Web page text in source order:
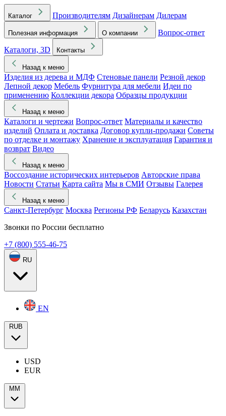
Каталог Производителям Дизайнерам Дилерам
Полезная информация О компании
Вопрос-ответ
Каталоги, 3D
Контакты
Назад к меню
Изделия из дерева и МДФ Стеновые панели Резной декор
Лепной декор Мебель Фурнитура для мебели Идеи по
применению Коллекции декора Образцы продукции
Назад к меню
Каталоги и чертежи Вопрос-ответ Материалы и качество
изделий Оплата и доставка Договор купли-продажи Советы
по отделке и монтажу Хранение и эксплуатация Гарантия и
возврат Видео
Назад к меню
Воссоздание исторических интерьеров Авторские права
Новости Статьи Карта сайта Мы в СМИ Отзывы Галерея
Назад к меню
Санкт-Петербург Москва Регионы РФ Беларусь Казахстан
Звонки по России бесплатно
+7 (800) 555-46-75
RU
EN
RUB
USD
EUR
ММ